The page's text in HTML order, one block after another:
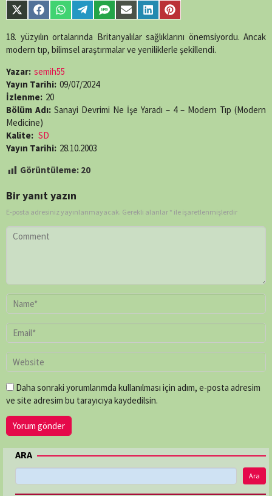
parts/content-
single-
line89
Share
on
X
(Twitter)
Share
on
Facebook
Share
on
WhatsApp
Share
on
Telegram
Share
on
SMS
Share
on
Email
Share
on
LinkedIn
Share
on
Pinterest
18. yüzyılın ortalarında Britanyalılar sağlıklarını önemsiyordu. Ancak
modern tıp, bilimsel araştırmalar ve yeniliklerle şekillendi.
Yazar: semih55
Yayın Tarihi: 09/07/2024
İzlenme: 20
Bölüm Adı: Sanayi Devrimi Ne İşe Yaradı – 4 – Modern Tıp (Modern
Medicine)
Kalite: SD
Yayın Tarihi: 28.10.2003
Görüntüleme: 20
Bir yanıt yazın
E-posta adresiniz yayınlanmayacak. Gerekli alanlar * ile işaretlenmişlerdir
Daha sonraki yorumlarımda kullanılması için adım, e-posta adresim
ve site adresim bu tarayıcıya kaydedilsin.
ARA
Ara